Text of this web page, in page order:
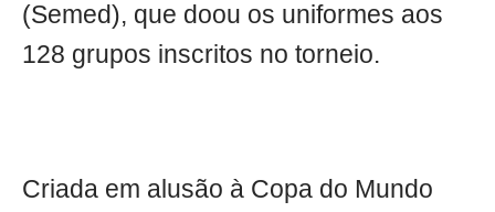
(Semed), que doou os uniformes aos
128 grupos inscritos no torneio.
Criada em alusão à Copa do Mundo